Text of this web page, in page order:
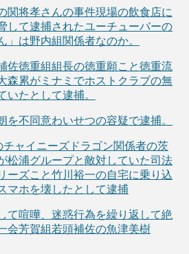
関将孝さんの事件現場の飲食店に
して逮捕されたユーチューバーの
」は野内組関係者なのか。
佐徳重組組長の徳重願こと徳重流
森累がミナミでホストクラブの無
いたとして逮捕。
を不同意わいせつの容疑で逮捕。
ャイニーズドラゴン関係者の茨
松浦グループと敵対していた司法
ーズこと竹川裕一の自宅に乗り込
マホを壊したとして逮捕
て喧嘩、迷惑行為を繰り返して絶
会芳賀組若頭補佐の魚津美樹